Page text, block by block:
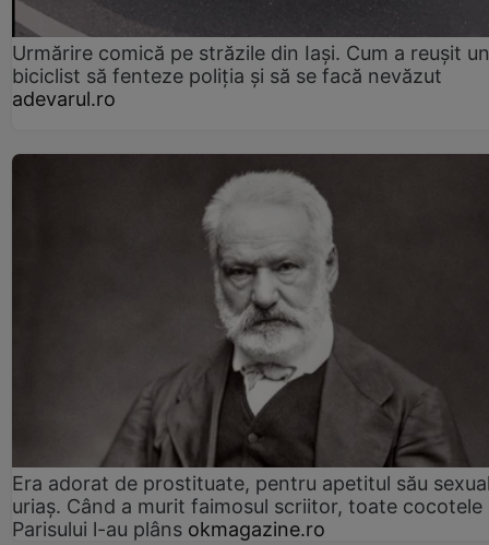
Urmărire comică pe străzile din Iași. Cum a reușit un
biciclist să fenteze poliția și să se facă nevăzut
adevarul.ro
Era adorat de prostituate, pentru apetitul său
uriaș. Când a murit faimosul scriitor, toate cocotele
Parisului l-au plâns okmagazine.ro